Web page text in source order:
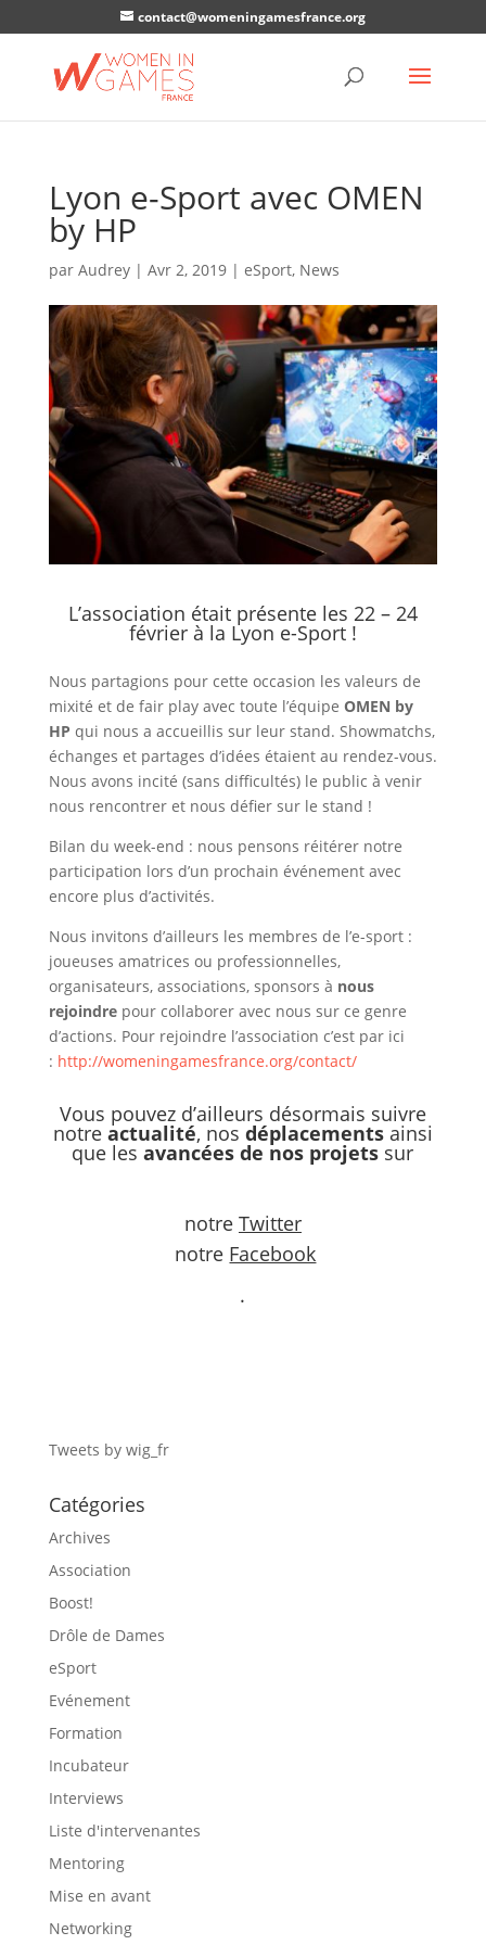
contact@womeningamesfrance.org
Lyon e-Sport avec OMEN
by HP
par Audrey| Avr 2, 2019| eSport, News
L’association était présente les 22 – 24
février à la Lyon e-Sport !
Nous partagions pour cette occasion les valeurs de
mixité et de fair play avec toute l’équipe OMEN by
HP qui nous a accueillis sur leur stand. Showmatchs,
échanges et partages d’idées étaient au rendez-vous.
Nous avons incité (sans difficultés) le public à venir
nous rencontrer et nous défier sur le stand !
Bilan du week-end : nous pensons réitérer notre
participation lors d’un prochain événement avec
encore plus d’activités.
Nous invitons d’ailleurs les membres de l’e-sport :
joueuses amatrices ou professionnelles,
organisateurs, associations, sponsors à nous
rejoindrepour collaborer avec nous sur ce genre
d’actions. Pour rejoindre l’association c’est par ici
: http://womeningamesfrance.org/contact/
Vous pouvez d’ailleurs désormais suivre
notre actualité, nos déplacementsainsi
que lesavancées de nos projets sur
notre Twitter
notre Facebook
.
Tweets by wig_fr
Catégories
Archives
Association
Boost!
Drôle de Dames
eSport
Evénement
Formation
Incubateur
Interviews
Liste d'intervenantes
Mentoring
Mise en avant
Networking